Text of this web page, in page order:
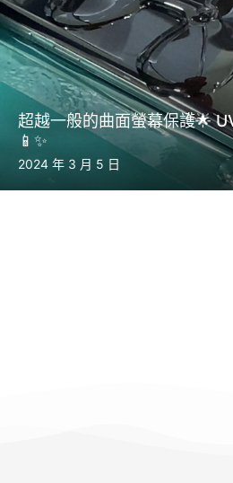
超越一般的曲面螢幕保護🌟
📱✨
2024 年 3 月 5 日